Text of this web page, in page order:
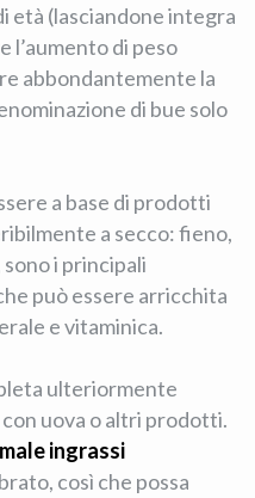
età (lasciandone integra
l’aumento di peso
abbondantemente la
di bue solo
a base di prodotti
a secco: fieno,
sono i principali
può essere arricchita
e vitaminica.
ulteriormente
uova o altri prodotti.
ingrassi
così che possa